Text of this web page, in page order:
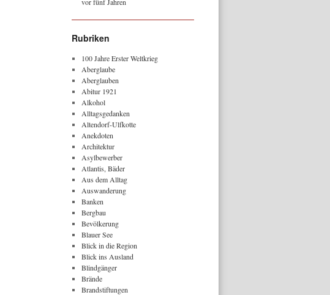
Rubriken
100 Jahre Erster Weltkrieg
Aberglaube
Aberglauben
Abitur 1921
Alkohol
Alltagsgedanken
Altendorf-Ulfkotte
Anekdoten
Architektur
Asylbewerber
Atlantis, Bäder
Aus dem Alltag
Auswanderung
Banken
Bergbau
Bevölkerung
Blauer See
Blick in die Region
Blick ins Ausland
Blindgänger
Brände
Brandstiftungen